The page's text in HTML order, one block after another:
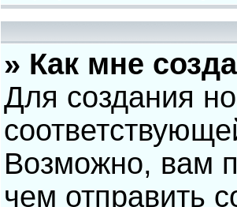
» Как мне
Для создания
Возможно, вам
чем отправить